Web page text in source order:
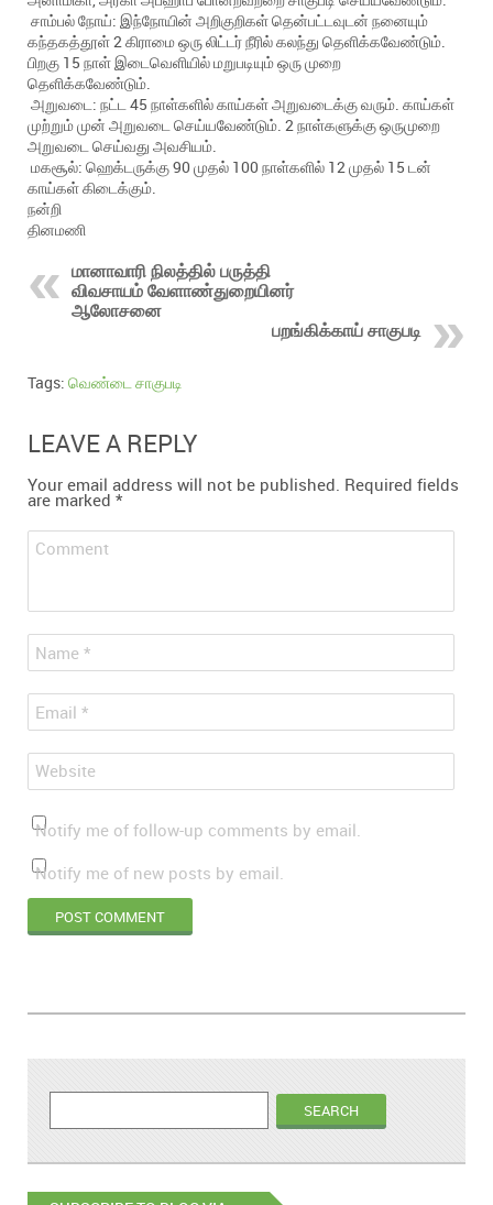
சாம்பல் நோய்: இந்நோயின் அறிகுறிகள் தென்பட்டவுடன் நனையும்
கந்தகத்தூள் 2 கிராமை ஒரு லிட்டர் நீரில் கலந்து தெளிக்கவேண்டும்.
பிறகு 15 நாள் இடைவெளியில் மறுபடியும் ஒரு முறை
தெளிக்கவேண்டும்.
அறுவடை: நட்ட 45 நாள்களில் காய்கள் அறுவடைக்கு வரும். காய்கள்
முற்றும் முன் அறுவடை செய்யவேண்டும். 2 நாள்களுக்கு ஒருமுறை
அறுவடை செய்வது அவசியம்.
மகசூல்: ஹெக்டருக்கு 90 முதல் 100 நாள்களில் 12 முதல் 15 டன்
காய்கள் கிடைக்கும்.
நன்றி
தினமணி
மானாவாரி நிலத்தில் பருத்தி
விவசாயம் வேளாண்துறையினர்
ஆலோசனை
பறங்கிக்காய் சாகுபடி
Tags: வெண்டை சாகுபடி
LEAVE A REPLY
Your email address will not be published. Required fields
are marked *
Comment
Name *
Email *
Website
Notify me of follow-up comments by email.
Notify me of new posts by email.